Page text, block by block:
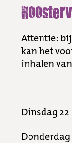
Attentie:
kan het
inhalen
Dinsdag